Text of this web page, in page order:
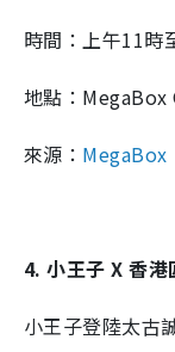
時間：上午11時
地點：MegaBox
來源： MegaBox
4. 小王子 X 香
小王子登陸太古